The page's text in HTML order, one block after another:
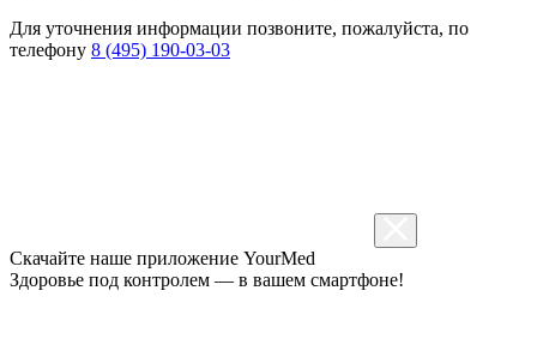
Для уточнения информации позвоните, пожалуйста, по
телефону 8 (495) 190-03-03
Скачайте наше приложение YourMed
Здоровье под контролем — в вашем смартфоне!